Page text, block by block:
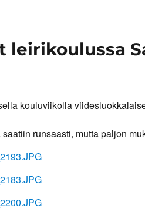
leirikoulussa
kouluviikolla
runsaasti, mutta paljon